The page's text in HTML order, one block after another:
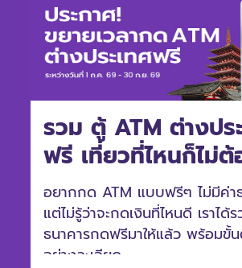
รวม ตู้ ATM ต่างปร
ฟรี เที่ยวที่ไหนก็ไม่
อยากกด ATM แบบฟรีๆ ไม่มีค่า
แต่ไม่รู้ว่าจะกดเงินที่ไหนดี เราได้
ธนาคารกดฟรีมาให้แล้ว พร้อมขั้
อย่างละเอียด